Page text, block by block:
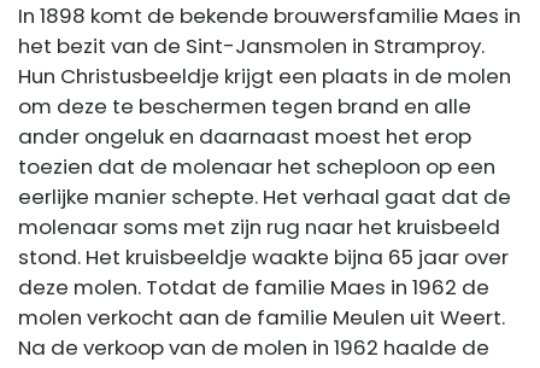
In 1898 komt de bekende brouwersfamilie Maes in
het bezit van de Sint-Jansmolen in Stramproy.
Hun Christusbeeldje krijgt een plaats in de molen
om deze te beschermen tegen brand en alle
ander ongeluk en daarnaast moest het erop
toezien dat de molenaar het scheploon op een
eerlijke manier schepte. Het verhaal gaat dat de
molenaar soms met zijn rug naar het kruisbeeld
stond. Het kruisbeeldje waakte bijna 65 jaar over
deze molen. Totdat de familie Maes in 1962 de
molen verkocht aan de familie Meulen uit Weert.
Na de verkoop van de molen in 1962 haalde de